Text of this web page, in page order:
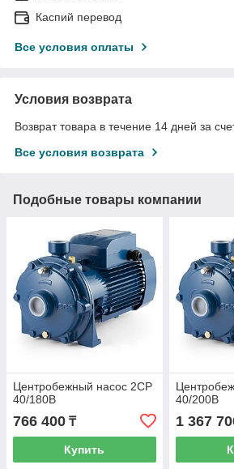
Каспий перевод
Все условия оплаты
Условия возврата
Возврат товара в течение 14 дней за
Все условия возврата
Подобные товары компании
Центробежный насос 2СР
40/180B
766 400 ₸
Купить
40/200B
1 367